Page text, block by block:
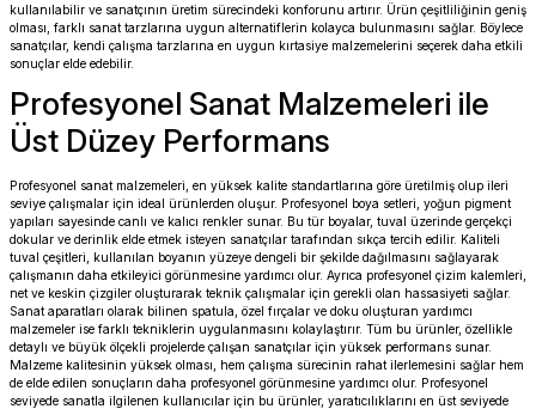
kullanılabilir ve sanatçının üretim sürecindeki konforunu artırır. Ürün çeşitliliğinin geniş
olması, farklı sanat tarzlarına uygun alternatiflerin kolayca bulunmasını sağlar. Böylece
sanatçılar, kendi çalışma tarzlarına en uygun kırtasiye malzemelerini seçerek daha etkili
sonuçlar elde edebilir.
Profesyonel Sanat Malzemeleri ile
Üst Düzey Performans
Profesyonel sanat malzemeleri, en yüksek kalite standartlarına göre üretilmiş olup ileri
seviye çalışmalar için ideal ürünlerden oluşur. Profesyonel boya setleri, yoğun pigment
yapıları sayesinde canlı ve kalıcı renkler sunar. Bu tür boyalar, tuval üzerinde gerçekçi
dokular ve derinlik elde etmek isteyen sanatçılar tarafından sıkça tercih edilir. Kaliteli
tuval çeşitleri, kullanılan boyanın yüzeye dengeli bir şekilde dağılmasını sağlayarak
çalışmanın daha etkileyici görünmesine yardımcı olur. Ayrıca profesyonel çizim kalemleri,
net ve keskin çizgiler oluşturarak teknik çalışmalar için gerekli olan hassasiyeti sağlar.
Sanat aparatları olarak bilinen spatula, özel fırçalar ve doku oluşturan yardımcı
malzemeler ise farklı tekniklerin uygulanmasını kolaylaştırır. Tüm bu ürünler, özellikle
detaylı ve büyük ölçekli projelerde çalışan sanatçılar için yüksek performans sunar.
Malzeme kalitesinin yüksek olması, hem çalışma sürecinin rahat ilerlemesini sağlar hem
de elde edilen sonuçların daha profesyonel görünmesine yardımcı olur. Profesyonel
seviyede sanatla ilgilenen kullanıcılar için bu ürünler, yaratıcılıklarını en üst seviyede